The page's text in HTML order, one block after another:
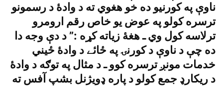
ناوې په کورنيو ده خو هغوي ته د وادۀ د رسمونو
ترسره کولو په عوض يو خاص رقم ارومرو
ترلاسه کول وي ـ هغۀ زياته کړه :” د دې وجه دا
ده چې د ناوې د کورنۍ په ځائے د وادۀ ځيني
خدمات مونږ ترسره کوو ـ د مثال په توګه د وادۀ
د ريکارډ جمع کولو د پاره ډويژنل بشپ آفس ته